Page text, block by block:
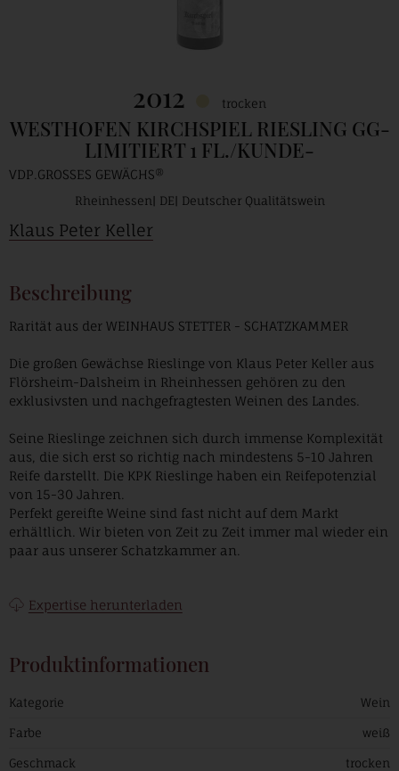
2012 trocken
WESTHOFEN KIRCHSPIEL RIESLING GG-
LIMITIERT 1 FL./KUNDE-
VDP.GROSSES GEWÄCHS®
Rheinhessen DE Deutscher Qualitätswein
Klaus Peter Keller
Beschreibung
Rarität aus der WEINHAUS STETTER - SCHATZKAMMER
Die großen Gewächse Rieslinge von Klaus Peter Keller aus
Flörsheim-Dalsheim in Rheinhessen gehören zu den
exklusivsten und nachgefragtesten Weinen des Landes.
Seine Rieslinge zeichnen sich durch immense Komplexität
aus, die sich erst so richtig nach mindestens 5-10 Jahren
Reife darstellt. Die KPK Rieslinge haben ein Reifepotenzial
von 15-30 Jahren.
Perfekt gereifte Weine sind fast nicht auf dem Markt
erhältlich. Wir bieten von Zeit zu Zeit immer mal wieder ein
paar aus unserer Schatzkammer an.
Expertise herunterladen
Produktinformationen
Kategorie Wein
Farbe weiß
Geschmack trocken